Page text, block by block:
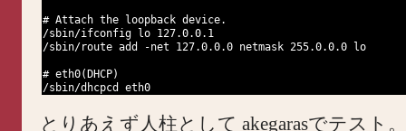
# Attach the loopback device.
/sbin/ifconfig lo 127.0.0.1
/sbin/route add -net 127.0.0.0 netmask 255.0.0.0 lo
# eth0(DHCP)
/sbin/dhcpcd eth0
とりあえず人柱として akegarasでテスト